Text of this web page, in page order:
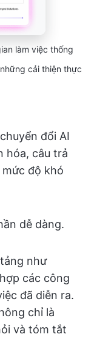
làm việc thống
cải thiện thực
đổi AI
hóa, câu trả
độ khó
dễ dàng.
như
các công
đã diễn ra.
chỉ là
và tóm tắt